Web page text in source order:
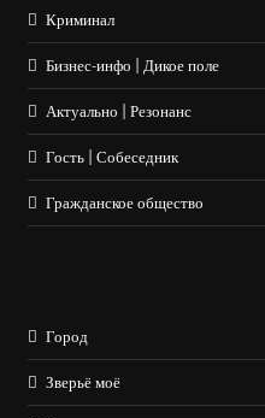
Криминал
Бизнес-инфо | Дикое поле
Актуально | Резонанс
Гость | Собеседник
Гражданское общество
Город
Зверьё моё